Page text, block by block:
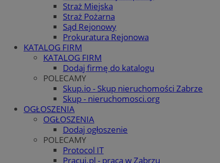
Straż Miejska
Straż Pożarna
Sąd Rejonowy
Prokuratura Rejonowa
KATALOG FIRM
KATALOG FIRM
Dodaj firmę do katalogu
POLECAMY
Skup.io - Skup nieruchomości Zabrze
Skup - nieruchomosci.org
OGŁOSZENIA
OGŁOSZENIA
Dodaj ogłoszenie
POLECAMY
Protocol IT
Pracuj.pl - praca w Zabrzu